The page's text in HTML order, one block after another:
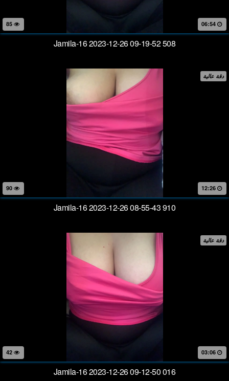
06:54
Jamila-16 2023-12-26 09-19-52 508
دقة عالية
12:26
Jamila-16 2023-12-26 08-55-43 910
دقة عالية
03:06
Jamila-16 2023-12-26 09-12-50 016